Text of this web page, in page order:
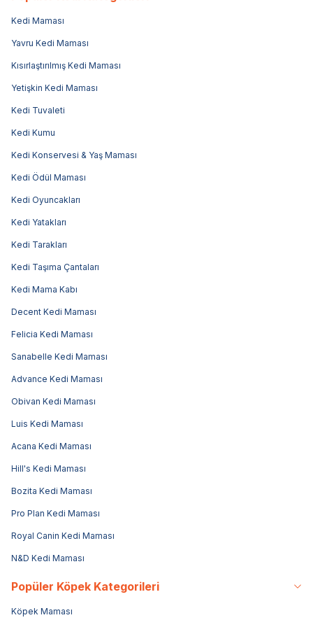
Kedi Maması
Yavru Kedi Maması
Kısırlaştırılmış Kedi Maması
Yetişkin Kedi Maması
Kedi Tuvaleti
Kedi Kumu
Kedi Konservesi & Yaş Maması
Kedi Ödül Maması
Kedi Oyuncakları
Kedi Yatakları
Kedi Tarakları
Kedi Taşıma Çantaları
Kedi Mama Kabı
Decent Kedi Maması
Felicia Kedi Maması
Sanabelle Kedi Maması
Advance Kedi Maması
Obivan Kedi Maması
Luis Kedi Maması
Acana Kedi Maması
Hill's Kedi Maması
Bozita Kedi Maması
Pro Plan Kedi Maması
Royal Canin Kedi Maması
N&D Kedi Maması
Popüler Köpek Kategorileri
Köpek Maması